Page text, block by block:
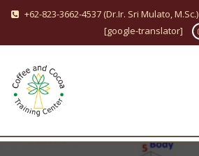
+62-823-3662-4537 (Dr.Ir. Sri Mulato, M.Sc.)
[google-translator]